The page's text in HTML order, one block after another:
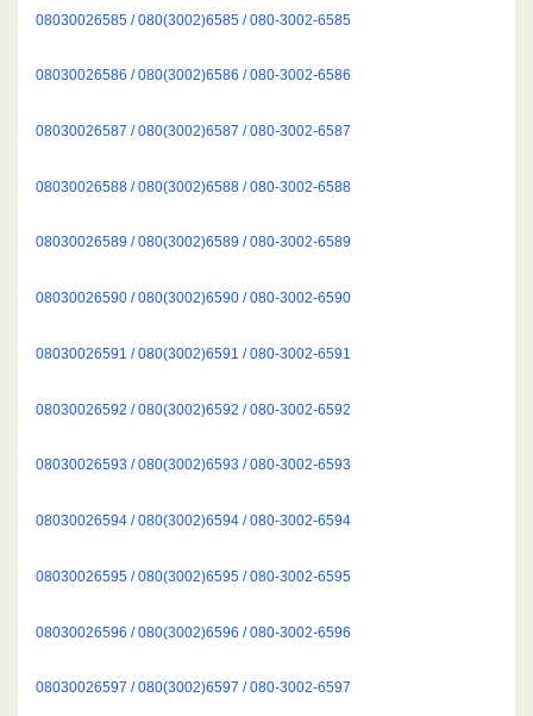
08030026585 / 080(3002)6585 / 080-3002-6585
08030026586 / 080(3002)6586 / 080-3002-6586
08030026587 / 080(3002)6587 / 080-3002-6587
08030026588 / 080(3002)6588 / 080-3002-6588
08030026589 / 080(3002)6589 / 080-3002-6589
08030026590 / 080(3002)6590 / 080-3002-6590
08030026591 / 080(3002)6591 / 080-3002-6591
08030026592 / 080(3002)6592 / 080-3002-6592
08030026593 / 080(3002)6593 / 080-3002-6593
08030026594 / 080(3002)6594 / 080-3002-6594
08030026595 / 080(3002)6595 / 080-3002-6595
08030026596 / 080(3002)6596 / 080-3002-6596
08030026597 / 080(3002)6597 / 080-3002-6597